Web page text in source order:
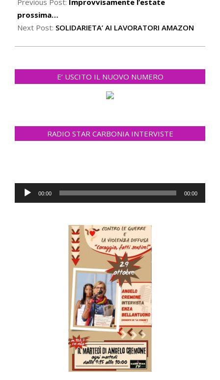
21
prossima…
Next Post: SOLIDARIETA’ AI LAVORATORI AMAZON
E’ USCITO IL NUOVO NUMERO
RADIO STAR CARBONIA INTERVISTE
Audio
Player
00:00 00:00